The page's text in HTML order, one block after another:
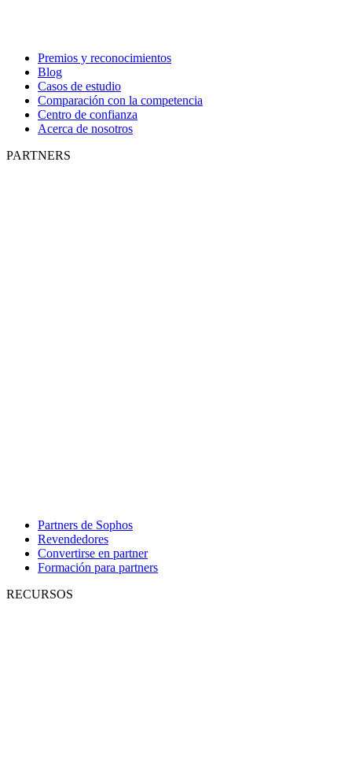
Premios y reconocimientos
Blog
Casos de estudio
Comparación con la competencia
Centro de confianza
Acerca de nosotros
PARTNERS
Partners de Sophos
Revendedores
Convertirse en partner
Formación para partners
RECURSOS